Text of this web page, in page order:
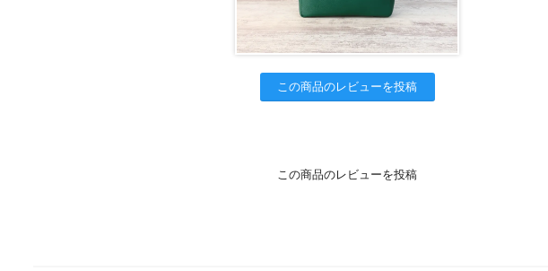
この商品のレビューを投稿
この商品のレビューを投稿